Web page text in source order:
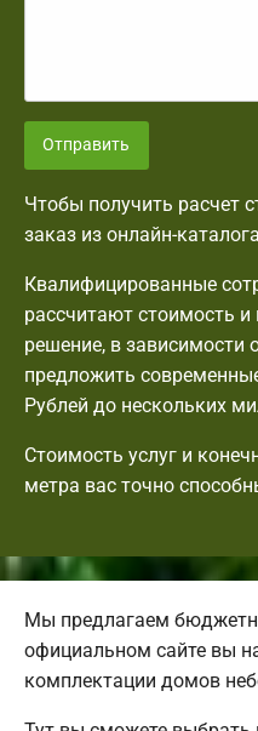
Отправить
Чтобы получить расчет
заказ из онлайн-
Квалифицированные
рассчитают стоимость
решение, в
предложить
Рублей до нескольких
Стоимость услуг и
метра вас точно
Мы предлагаем
официальном сайте вы
комплектации домов